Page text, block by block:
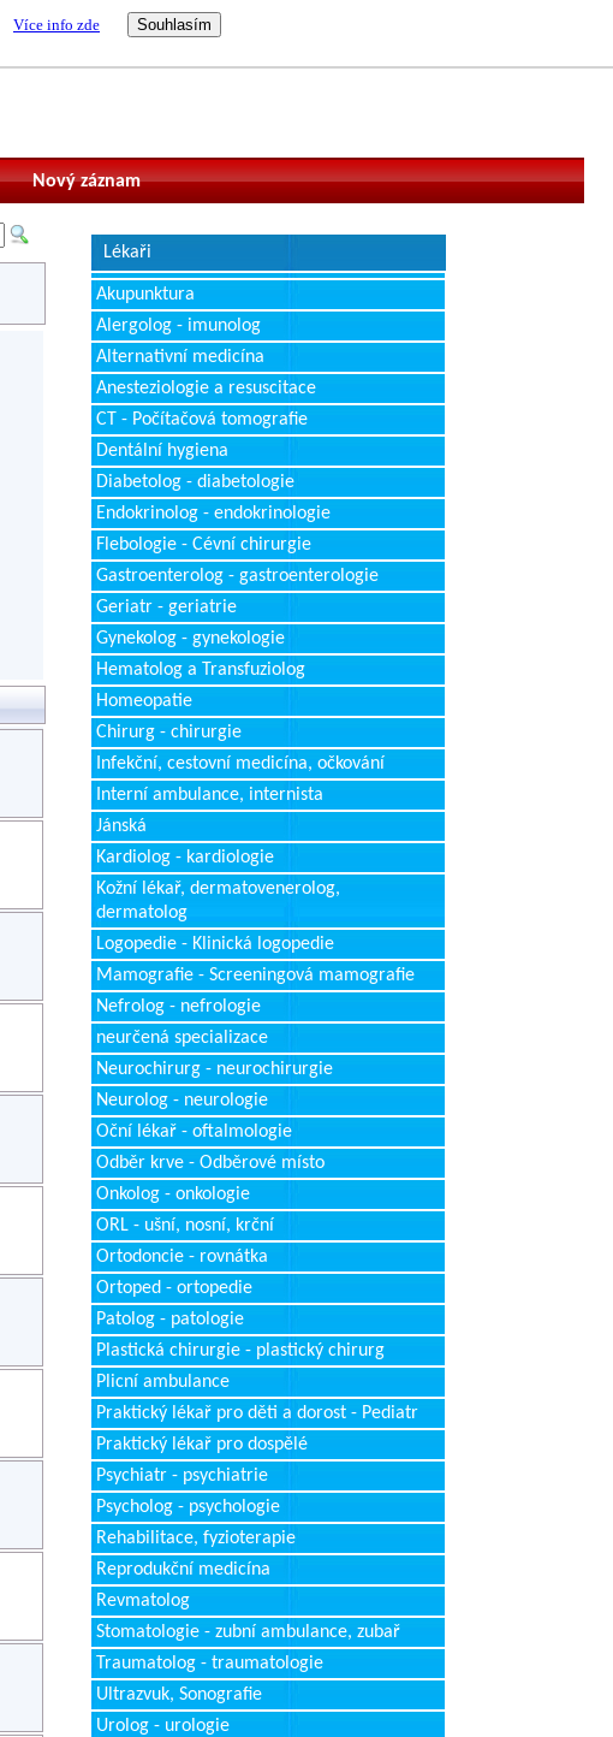
Více info zde
Nový záznam
Lékaři
Akupunktura
Alergolog - imunolog
Alternativní medicína
Anesteziologie a resuscitace
CT - Počítačová tomografie
Dentální hygiena
Diabetolog - diabetologie
Endokrinolog - endokrinologie
Flebologie - Cévní chirurgie
Gastroenterolog - gastroenterologie
Geriatr - geriatrie
Gynekolog - gynekologie
Hematolog a Transfuziolog
Homeopatie
Chirurg - chirurgie
Infekční, cestovní medicína, očkování
Interní ambulance, internista
Jánská
Kardiolog - kardiologie
Kožní lékař, dermatovenerolog,
dermatolog
Logopedie - Klinická logopedie
Mamografie - Screeningová mamografie
Nefrolog - nefrologie
neurčená specializace
Neurochirurg - neurochirurgie
Neurolog - neurologie
Oční lékař - oftalmologie
Odběr krve - Odběrové místo
Onkolog - onkologie
ORL - ušní, nosní, krční
Ortodoncie - rovnátka
Ortoped - ortopedie
Patolog - patologie
Plastická chirurgie - plastický chirurg
Plicní ambulance
Praktický lékař pro děti a dorost - Pediatr
Praktický lékař pro dospělé
Psychiatr - psychiatrie
Psycholog - psychologie
Rehabilitace, fyzioterapie
Reprodukční medicína
Revmatolog
Stomatologie - zubní ambulance, zubař
Traumatolog - traumatologie
Ultrazvuk, Sonografie
Urolog - urologie